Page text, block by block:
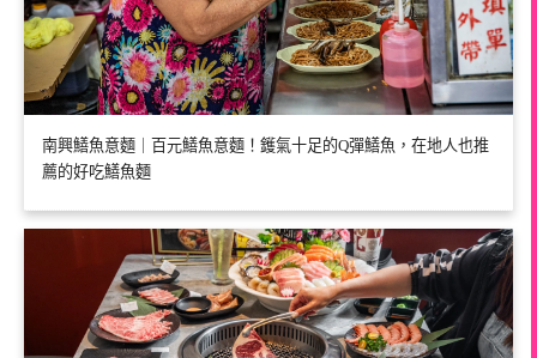
南興鱔魚意麵｜百元鱔魚意麵！鑊氣十足的Q彈鱔魚，在地人也推
薦的好吃鱔魚麵